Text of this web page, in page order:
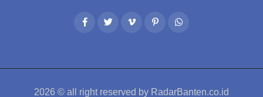
2026 © all right reserved by RadarBanten.co.id